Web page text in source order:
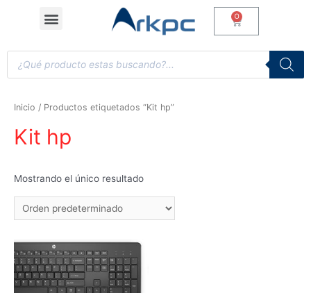
Inicio / Productos etiquetados “Kit hp”
Kit hp
Mostrando el único resultado